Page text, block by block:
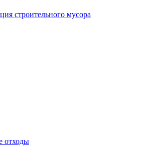
строительного мусора
отходы